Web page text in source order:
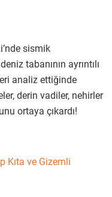
sismik
tabanının ayrıntılı
analiz ettiğinde
derin vadiler, nehirler
ortaya çıkardı!
Kıta ve Gizemli